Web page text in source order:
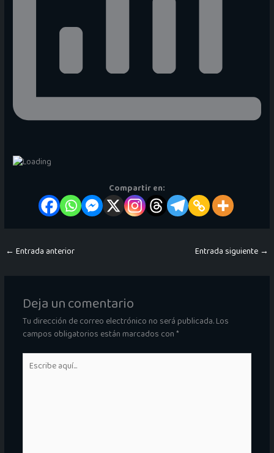
Compartir en:
← Entrada anterior Entrada siguiente →
Deja un comentario
Tu dirección de correo electrónico no será publicada.Los
campos obligatorios están marcados con*
aquí...